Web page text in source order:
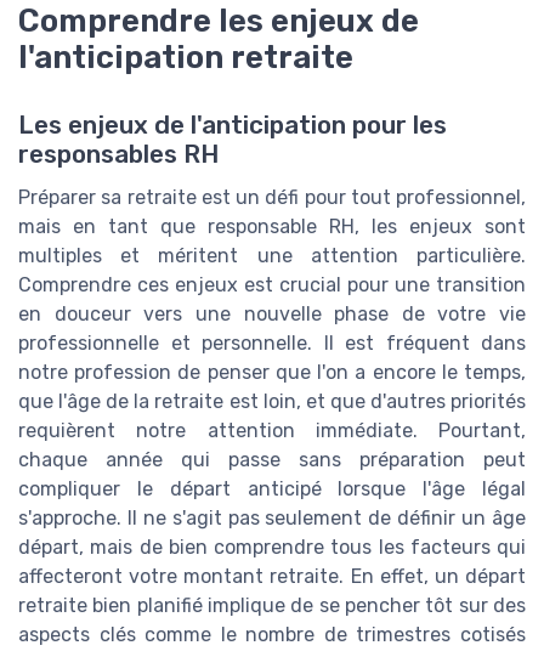
Comprendre les enjeux de
l'anticipation retraite
Les enjeux de l'anticipation pour les
responsables RH
Préparer sa retraite est un défi pour tout professionnel,
mais en tant que responsable RH, les enjeux sont
multiples et méritent une attention particulière.
Comprendre ces enjeux est crucial pour une transition
en douceur vers une nouvelle phase de votre vie
professionnelle et personnelle. Il est fréquent dans
notre profession de penser que l'on a encore le temps,
que l'âge de la retraite est loin, et que d'autres priorités
requièrent notre attention immédiate. Pourtant,
chaque année qui passe sans préparation peut
compliquer le départ anticipé lorsque l'âge légal
s'approche. Il ne s'agit pas seulement de définir un âge
départ, mais de bien comprendre tous les facteurs qui
affecteront votre montant retraite. En effet, un départ
retraite bien planifié implique de se pencher tôt sur des
aspects clés comme le nombre de trimestres cotisés